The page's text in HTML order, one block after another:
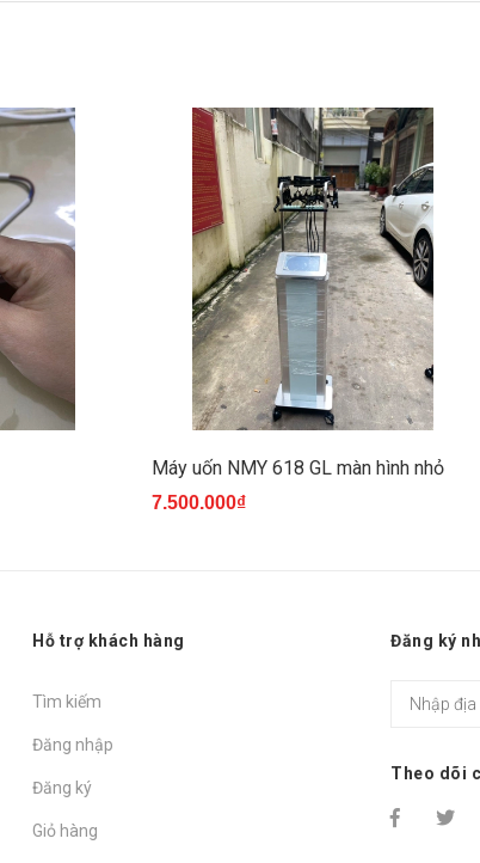
Máy uốn NMY 618 GL màn hình nhỏ
7.500.000₫
Hỗ trợ khách hàng
Tìm kiếm
Đăng nhập
Đăng ký
Giỏ hàng
Đăng ký
Theo dõi